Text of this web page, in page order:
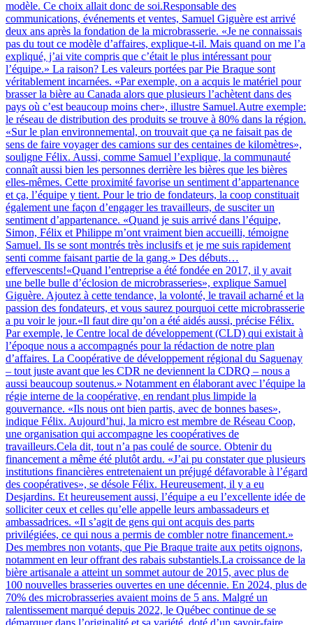
modèle. Ce choix allait donc de soi.Responsable des
communications, événements et ventes, Samuel Giguère est arrivé
deux ans après la fondation de la microbrasserie. «Je ne connaissais
pas du tout ce modèle d’affaires, explique-t-il. Mais quand on me l’a
expliqué, j’ai vite compris que c’était le plus intéressant pour
l’équipe.» La raison? Les valeurs portées par Pie Braque sont
véritablement incarnées. «Par exemple, on a acquis le matériel pour
brasser la bière au Canada alors que plusieurs l’achètent dans des
pays où c’est beaucoup moins cher», illustre Samuel.Autre exemple:
le réseau de distribution des produits se trouve à 80% dans la région.
«Sur le plan environnemental, on trouvait que ça ne faisait pas de
sens de faire voyager des camions sur des centaines de kilomètres»,
souligne Félix. Aussi, comme Samuel l’explique, la communauté
connaît aussi bien les personnes derrière les bières que les bières
elles-mêmes. Cette proximité favorise un sentiment d’appartenance
et ça, l’équipe y tient. Pour le trio de fondateurs, la coop constituait
également une façon d’engager les travailleurs, de susciter un
sentiment d’appartenance. «Quand je suis arrivé dans l’équipe,
Simon, Félix et Philippe m’ont vraiment bien accueilli, témoigne
Samuel. Ils se sont montrés très inclusifs et je me suis rapidement
senti comme faisant partie de la gang.» Des débuts…
effervescents!«Quand l’entreprise a été fondée en 2017, il y avait
une belle bulle d’éclosion de microbrasseries», explique Samuel
Giguère. Ajoutez à cette tendance, la volonté, le travail acharné et la
passion des fondateurs, et vous saurez pourquoi cette microbrasserie
a pu voir le jour.«Il faut dire qu’on a été aidés aussi, précise Félix.
Par exemple, le Centre local de développement (CLD) qui existait à
l’époque nous a accompagnés pour la rédaction de notre plan
d’affaires. La Coopérative de développement régional du Saguenay
– tout juste avant que les CDR ne deviennent la CDRQ – nous a
aussi beaucoup soutenus.» Notamment en élaborant avec l’équipe la
régie interne de la coopérative, en rendant plus limpide la
gouvernance. «Ils nous ont bien partis, avec de bonnes bases»,
indique Félix. Aujourd’hui, la micro est membre de Réseau Coop,
une organisation qui accompagne les coopératives de
travailleurs.Cela dit, tout n’a pas coulé de source. Obtenir du
financement a même été plutôt ardu. «J’ai pu constater que plusieurs
institutions financières entretenaient un préjugé défavorable à l’égard
des coopératives», se désole Félix. Heureusement, il y a eu
Desjardins. Et heureusement aussi, l’équipe a eu l’excellente idée de
solliciter ceux et celles qu’elle appelle leurs ambassadeurs et
ambassadrices. «Il s’agit de gens qui ont acquis des parts
privilégiées, ce qui nous a permis de combler notre financement.»
Des membres non votants, que Pie Braque traite aux petits oignons,
notamment en leur offrant des rabais substantiels.La croissance de la
bière artisanale a atteint un sommet autour de 2015, avec plus de
100 nouvelles brasseries ouvertes en une décennie. En 2024, plus de
70% des microbrasseries avaient moins de 5 ans. Malgré un
ralentissement marqué depuis 2022, le Québec continue de se